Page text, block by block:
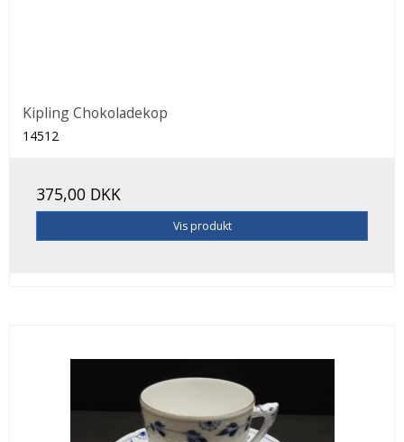
Kipling Chokoladekop
14512
375,00 DKK
Vis produkt